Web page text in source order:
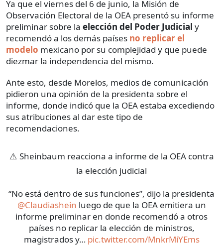
Ya que el viernes del 6 de junio, la Misión de
Observación Electoral de la OEA presentó su informe
preliminar sobre la elección del Poder Judicial y
recomendó a los demás países no replicar el
modelo mexicano por su complejidad y que puede
diezmar la independencia del mismo.
Ante esto, desde Morelos, medios de comunicación
pidieron una opinión de la presidenta sobre el
informe, donde indicó que la OEA estaba excediendo
sus atribuciones al dar este tipo de
recomendaciones.
⚠️ Sheinbaum reacciona a informe de la OEA contra
la elección judicial
“No está dentro de sus funciones”, dijo la presidenta
@Claudiashein luego de que la OEA emitiera un
informe preliminar en donde recomendó a otros
países no replicar la elección de ministros,
magistrados y… pic.twitter.com/MnkrMiYEms